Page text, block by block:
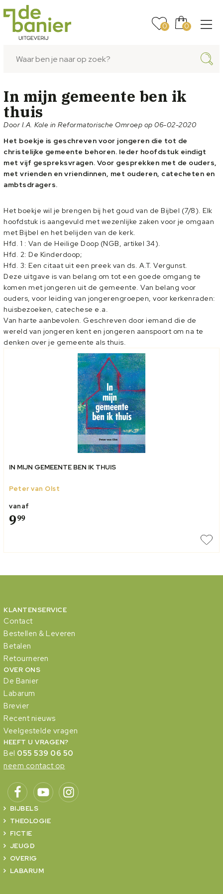
0 0
In mijn gemeente ben ik
thuis
Door I.A. Kole in Reformatorische Omroep op 06-02-2020
Het boekje is geschreven voor jongeren die tot de
christelijke gemeente behoren. Ieder hoofdstuk eindigt
met vijf gespreksvragen. Voor gesprekken met de ouders,
met vrienden en vriendinnen, met ouderen, catecheten en
ambtsdragers.
Het boekje wil je brengen bij het goud van de Bijbel (7/8). Elk
hoofdstuk is aangevuld met wezenlijke zaken voor je omgaan
met Bijbel en het belijden van de kerk.
Hfd. 1 : Van de Heilige Doop (NGB, artikel 34).
Hfd. 2: De Kinderdoop;
Hfd. 3: Een citaat uit een preek van ds. A.T. Vergunst.
Deze uitgave is van belang om tot een goede omgang te
komen met jongeren uit de gemeente. Van belang voor
ouders, voor leiding van jongerengroepen, voor kerkenraden:
huisbezoeken, catechese e.a.
Van harte aanbevolen. Geschreven door iemand die de
wereld van jongeren kent en jongeren aanspoort om na te
denken over je gemeente als thuis.
IN MIJN GEMEENTE BEN IK THUIS
Peter van Olst
vanaf
999
KLANTENSERVICE
Contact
Bestellen & Leveren
Betalen
Retourneren
OVER ONS
De Banier
Labarum
Brevier
Recent nieuws
Veelgestelde vragen
HEEFT U VRAGEN?
Bel 055 539 06 50
neem contact op
BIJBELS
THEOLOGIE
FICTIE
JEUGD
OVERIG
LABARUM